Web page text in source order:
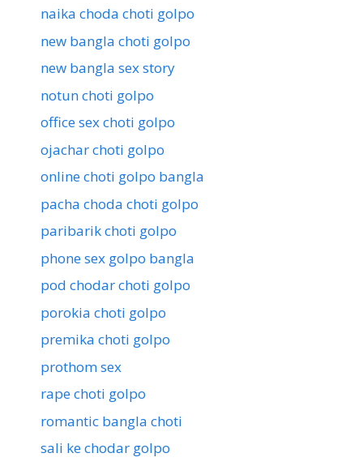
naika choda choti golpo
new bangla choti golpo
new bangla sex story
notun choti golpo
office sex choti golpo
ojachar choti golpo
online choti golpo bangla
pacha choda choti golpo
paribarik choti golpo
phone sex golpo bangla
pod chodar choti golpo
porokia choti golpo
premika choti golpo
prothom sex
rape choti golpo
romantic bangla choti
sali ke chodar golpo